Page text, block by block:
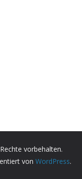
vorbehalten.
von WordPress.